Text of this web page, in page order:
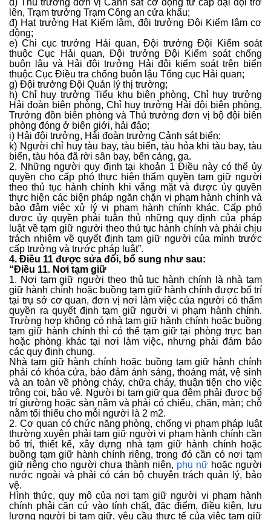
lên, Trạm trưởng Trạm Công an cửa khẩu;
đ) Hạt trưởng Hạt Kiểm lâm, đội trưởng Đội Kiểm lâm cơ
động;
e) Chi cục trưởng Hải quan, Đội trưởng Đội Kiểm soát
thuộc Cục Hải quan, Đội trưởng Đội Kiểm soát chống
buôn lậu và Hải đội trưởng Hải đội kiểm soát trên biển
thuộc Cục Điều tra chống buôn lậu Tổng cục Hải quan;
g) Đội trưởng Đội Quản lý thị trường;
h) Chỉ huy trưởng Tiểu khu biên phòng, Chỉ huy trưởng
Hải đoàn biên phòng, Chỉ huy trưởng Hải đội biên phòng,
Trưởng đồn biên phòng và Thủ trưởng đơn vị bộ đội biên
phòng đóng ở biên giới, hải đảo;
i) Hải đội trưởng, Hải đoàn trưởng Cảnh sát biển;
k) Người chỉ huy tàu bay, tàu biển, tàu hỏa khi tàu bay, tàu
biển, tàu hỏa đã rời sân bay, bến cảng, ga.
2. Những người quy định tại khoản 1 Điều này có thể ủy
quyền cho cấp phó thực hiện thẩm quyền tạm giữ người
theo thủ tục hành chính khi vắng mặt và được ủy quyền
thực hiện các biện pháp ngăn chặn vi phạm hành chính và
bảo đảm việc xử lý vi phạm hành chính khác. Cấp phó
được ủy quyền phải tuân thủ những quy định của pháp
luật về tạm giữ người theo thủ tục hành chính và phải chịu
trách nhiệm về quyết định tạm giữ người của mình trước
cấp trưởng và trước pháp luật”.
4. Điều 11 được sửa đổi, bổ sung như sau:
“Điều 11. Nơi tạm giữ
1. Nơi tạm giữ người theo thủ tục hành chính là nhà tạm
giữ hành chính hoặc buồng tạm giữ hành chính được bố trí
tại trụ sở cơ quan, đơn vị nơi làm việc của người có thẩm
quyền ra quyết định tạm giữ người vi phạm hành chính.
Trường hợp không có nhà tạm giữ hành chính hoặc buồng
tạm giữ hành chính thì có thể tạm giữ tại phòng trực ban
hoặc phòng khác tại nơi làm việc, nhưng phải đảm bảo
các quy định chung.
Nhà tạm giữ hành chính hoặc buồng tạm giữ hành chính
phải có khóa cửa, bảo đảm ánh sáng, thoáng mát, vệ sinh
và an toàn về phòng cháy, chữa cháy, thuận tiện cho việc
trông coi, bảo vệ. Người bị tạm giữ qua đêm phải được bố
trí giường hoặc sàn nằm và phải có chiếu, chăn, màn; chỗ
nằm tối thiểu cho mỗi người là 2 m2.
2. Cơ quan có chức năng phòng, chống vi phạm pháp luật
thường xuyên phải tạm giữ người vi phạm hành chính cần
bố trí, thiết kế, xây dựng nhà tạm giữ hành chính hoặc
buồng tạm giữ hành chính riêng, trong đó cần có nơi tạm
giữ riêng cho người chưa thành niên, phụ nữ hoặc người
nước ngoài và phải có cán bộ chuyên trách quản lý, bảo
vệ.
Hình thức, quy mô của nơi tạm giữ người vi phạm hành
chính phải căn cứ vào tính chất, đặc điểm, điều kiện, lưu
lượng người bị tạm giữ, yêu cầu thực tế của việc tạm giữ